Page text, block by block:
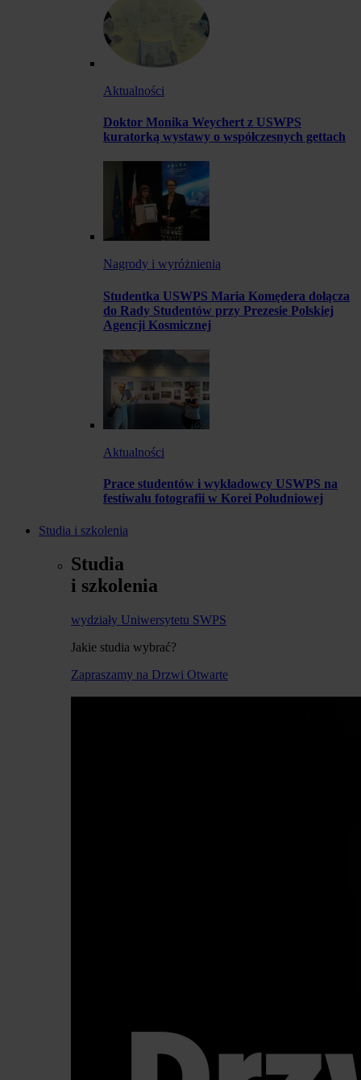
Aktualności
Doktor Monika Weychert z USWPS
kuratorką wystawy o współczesnych gettach
Nagrody i wyróżnienia
Studentka USWPS Maria Komędera dołącza
do Rady Studentów przy Prezesie Polskiej
Agencji Kosmicznej
Aktualności
Prace studentów i wykładowcy USWPS na
festiwalu fotografii w Korei Południowej
Studia i szkolenia
Studia
i szkolenia
wydziały Uniwersytetu SWPS
Jakie studia wybrać?
Zapraszamy na Drzwi Otwarte